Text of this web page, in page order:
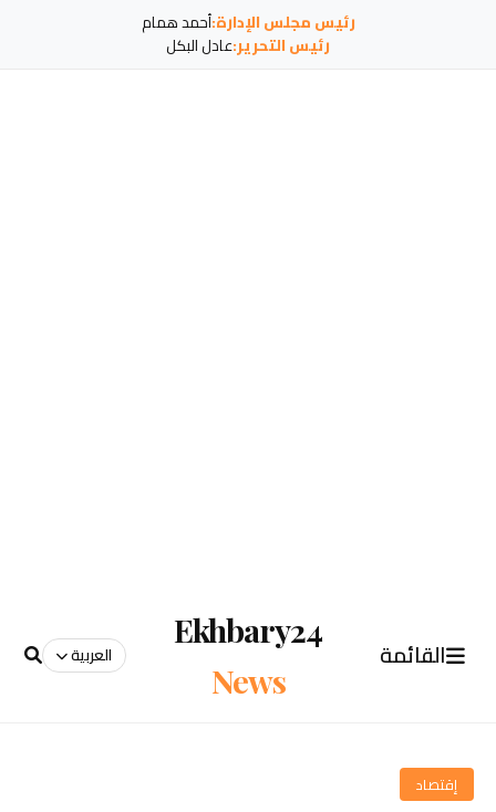
رئيس مجلس الإدارة:أحمد همام
رئيس التحرير:عادل البكل
القائمة
Ekhbary24
News
العربية
إقتصاد